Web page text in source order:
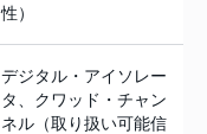
性）
デジタル・アイソレー
タ、クワッド・チャン
ネル（取り扱い可能信